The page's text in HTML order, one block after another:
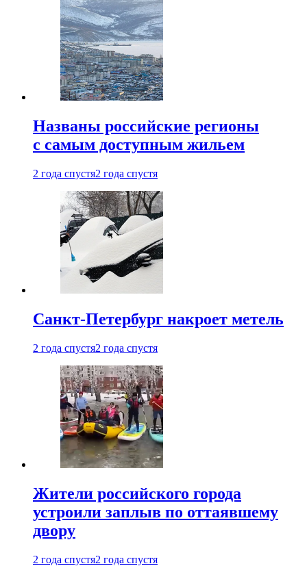
Названы российские регионы
с самым доступным жильем
2 года спустя2 года спустя
Санкт-Петербург накроет метель
2 года спустя2 года спустя
Жители российского города
устроили заплыв по оттаявшему
двору
2 года спустя2 года спустя